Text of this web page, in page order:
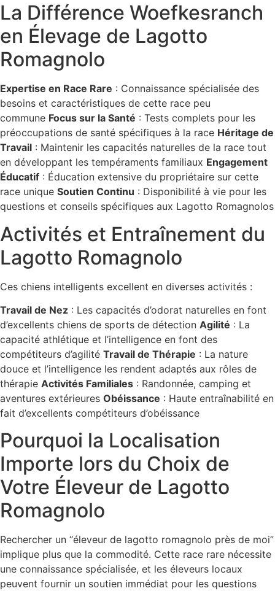
La Différence Woefkesranch
en Élevage de Lagotto
Romagnolo
Expertise en Race Rare : Connaissance spécialisée des
besoins et caractéristiques de cette race peu
commune Focus sur la Santé : Tests complets pour les
préoccupations de santé spécifiques à la race Héritage de
Travail : Maintenir les capacités naturelles de la race tout
en développant les tempéraments familiaux Engagement
Éducatif : Éducation extensive du propriétaire sur cette
race unique Soutien Continu : Disponibilité à vie pour les
questions et conseils spécifiques aux Lagotto Romagnolos
Activités et Entraînement du
Lagotto Romagnolo
Ces chiens intelligents excellent en diverses activités :
Travail de Nez : Les capacités d’odorat naturelles en font
d’excellents chiens de sports de détection Agilité : La
capacité athlétique et l’intelligence en font des
compétiteurs d’agilité Travail de Thérapie : La nature
douce et l’intelligence les rendent adaptés aux rôles de
thérapie Activités Familiales : Randonnée, camping et
aventures extérieures Obéissance : Haute entraînabilité en
fait d’excellents compétiteurs d’obéissance
Pourquoi la Localisation
Importe lors du Choix de
Votre Éleveur de Lagotto
Romagnolo
Rechercher un “éleveur de lagotto romagnolo près de moi”
implique plus que la commodité. Cette race rare nécessite
une connaissance spécialisée, et les éleveurs locaux
peuvent fournir un soutien immédiat pour les questions